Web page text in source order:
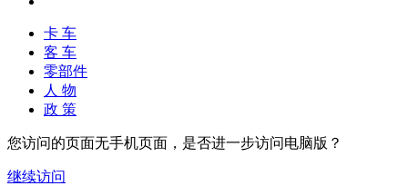
卡 车
客 车
零部件
人 物
政 策
您访问的页面无手机页面，是否进一步访问电脑版？
继续访问